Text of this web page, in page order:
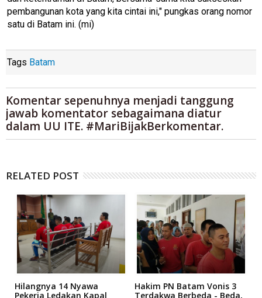
pembangunan kota yang kita cintai ini," pungkas orang nomor
satu di Batam ini. (mi)
Tags Batam
Komentar sepenuhnya menjadi tanggung
jawab komentator sebagaimana diatur
dalam UU ITE. #MariBijakBerkomentar.
RELATED POST
Hilangnya 14 Nyawa
Pekerja Ledakan Kapal
Hakim PN Batam Vonis 3
Terdakwa Berbeda - Beda,